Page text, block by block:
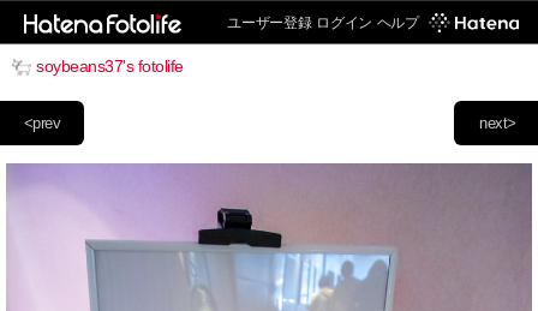
ユーザー登録 ログイン ヘルプ
soybeans37's fotolife
next>
<prev